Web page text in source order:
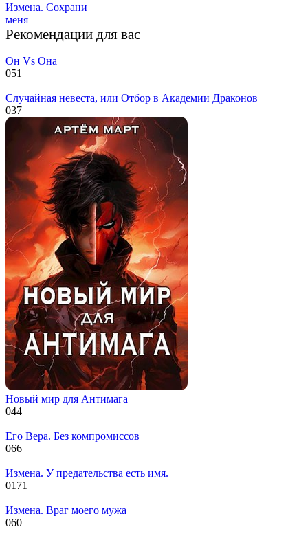
Измена. Сохрани
меня
Рекомендации для вас
Он Vs Она
051
Случайная невеста, или Отбор в Академии Драконов
037
Новый мир для Антимага
044
Его Вера. Без компромиссов
066
Измена. У предательства есть имя.
0171
Измена. Враг моего мужа
060